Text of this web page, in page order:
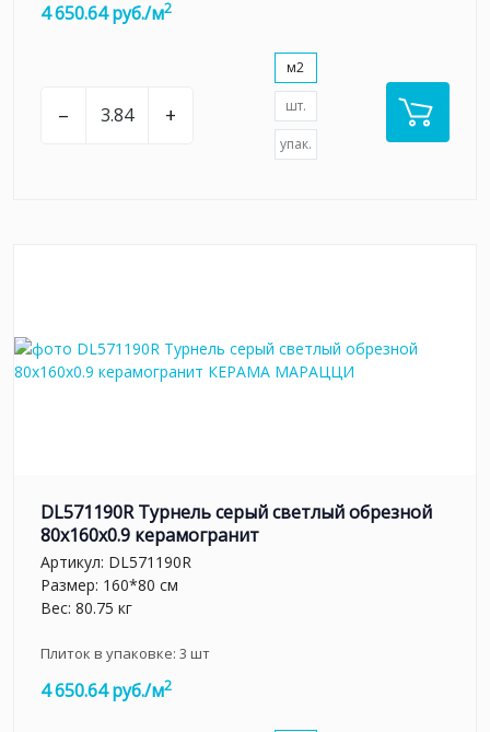
4 650.64 руб./м2
– +
м2
шт.
упак.
DL571190R Турнель серый светлый обрезной
80x160x0.9 керамогранит
Артикул: DL571190R
Размер: 160*80 см
Вес: 80.75 кг
Плиток в упаковке: 3 шт
4 650.64 руб./м2